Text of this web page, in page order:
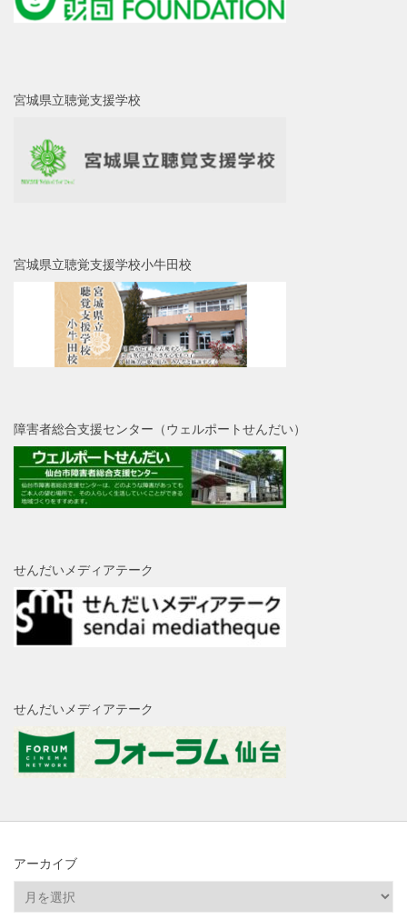
宮城県立聴覚支援学校
宮城県立聴覚支援学校小牛田校
障害者総合支援センター（ウェルポートせんだい）
せんだいメディアテーク
せんだいメディアテーク
アーカイブ
ー